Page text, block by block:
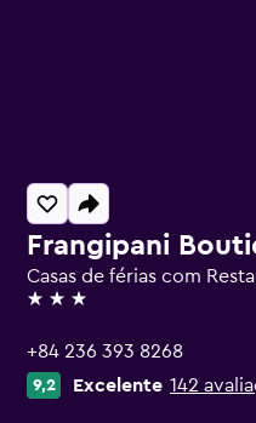
Frangipani
Casas de férias com
3 estrelas
+84 236 393 8268
9,2 Excelente 142